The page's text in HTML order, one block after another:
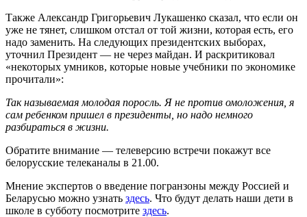
Также Александр Григорьевич Лукашенко сказал, что если он
уже не тянет, слишком отстал от той жизни, которая есть, его
надо заменить. На следующих президентских выборах,
уточнил Президент — не через майдан. И раскритиковал
«некоторых умников, которые новые учебники по экономике
прочитали»:
Так называемая молодая поросль. Я не против омоложения, я
сам ребенком пришел в президенты, но надо немного
разбираться в жизни.
Обратите внимание — телеверсию встречи покажут все
белорусские телеканалы в 21.00.
Мнение экспертов о введение погранзоны между Россией и
Беларусью можно узнать здесь. Что будут делать наши дети в
школе в субботу посмотрите здесь.